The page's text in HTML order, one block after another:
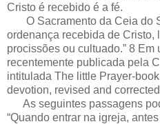
Cristo é recebido é a fé.
O Sacramento da Ceia do
ordenança recebida de Cristo,
procissões ou cultuado.” 8 Em
recentemente publicada pela
intitulada The little Prayer-
devotion, revised and
As seguintes passagens
“Quando entrar na igreja,